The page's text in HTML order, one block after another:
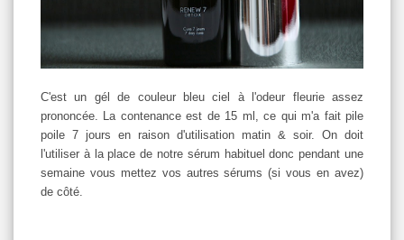
C'est un gél de couleur bleu ciel à l'odeur fleurie assez
prononcée. La contenance est de 15 ml, ce qui m'a fait pile
poile 7 jours en raison d'utilisation matin & soir. On doit
l'utiliser à la place de notre sérum habituel donc pendant une
semaine vous mettez vos autres sérums (si vous en avez)
de côté.